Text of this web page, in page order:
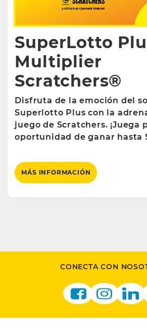
SuperLotto
Multiplier
Scratchers®
Disfruta de la emoción del
Superlotto Plus con la
juego de Scratchers. ¡Juega
oportunidad de ganar hasta
MÁS INFORMACIÓN
CONECTA CON